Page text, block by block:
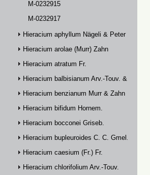
M-0232915
M-0232917
Hieracium aphyllum Nägeli & Peter
Hieracium arolae (Murr) Zahn
Hieracium atratum Fr.
Hieracium balbisianum Arv.-Touv. & Briq.
Hieracium benzianum Murr & Zahn
Hieracium bifidum Hornem.
Hieracium bocconei Griseb.
Hieracium bupleuroides C. C. Gmel.
Hieracium caesium (Fr.) Fr.
Hieracium chlorifolium Arv.-Touv.